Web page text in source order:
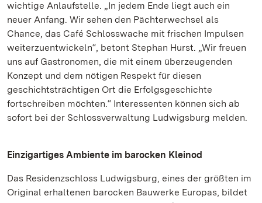
wichtige Anlaufstelle. „In jedem Ende liegt auch ein
neuer Anfang. Wir sehen den Pächterwechsel als
Chance, das Café Schlosswache mit frischen Impulsen
weiterzuentwickeln“, betont Stephan Hurst. „Wir freuen
uns auf Gastronomen, die mit einem überzeugenden
Konzept und dem nötigen Respekt für diesen
geschichtsträchtigen Ort die Erfolgsgeschichte
fortschreiben möchten.“ Interessenten können sich ab
sofort bei der Schlossverwaltung Ludwigsburg melden.
Einzigartiges Ambiente im barocken Kleinod
Das Residenzschloss Ludwigsburg, eines der größten im
Original erhaltenen barocken Bauwerke Europas, bildet